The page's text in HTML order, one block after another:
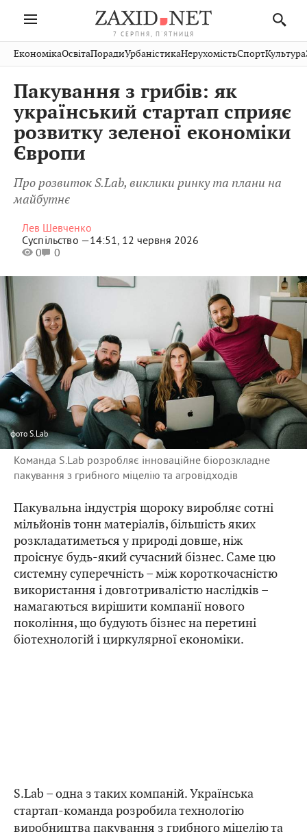
7 СЕРПНЯ, П'ЯТНИЦЯ
Івано-
Франківськ
Волинь
Закарпаття
Рівне
Шептицький
Стрий
Хмельницький
Публікації
Авто СловкоКультура
Кіно Дім СпортКраєзнавство
ФотоОсвітаНерухомість
Домашні
тварини
ЕкономікаОсвітаПорадиУрбаністикаНерухомістьСпортКультура
Пакування з грибів: як
український стартап сприяє
розвитку зеленої економіки
Європи
Про розвиток S.Lab, виклики ринку та плани на
майбутнє
Лев Шевченко
Суспільство —14:51, 12 червня 2026
0
0
фото S.Lab
Команда S.Lab розробляє інноваційне біорозкладне
пакування з грибного міцелію та агровідходів
Пакувальна індустрія щороку виробляє сотні
мільйонів тонн матеріалів, більшість яких
розкладатиметься у природі довше, ніж
проіснує будь-який сучасний бізнес. Саме цю
системну суперечність – між короткочасністю
використання і довготривалістю наслідків –
намагаються вирішити компанії нового
покоління, що будують бізнес на перетині
біотехнологій і циркулярної економіки.
S.Lab – одна з таких компаній. Українська
стартап-команда розробила технологію
виробництва пакування з грибного міцелію та